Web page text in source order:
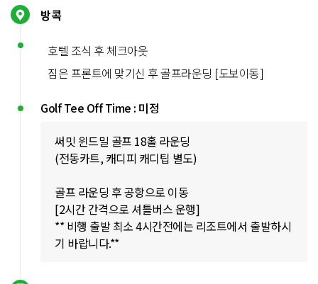
방콕
호텔 조식 후 체크아웃
짐은 프론트에 맞기신 후 골프라운딩 [도보이동]
Golf Tee Off Time : 미정
써밋 윈드밀 골프 18홀 라운딩
(전동카트, 캐디피 캐디팁 별도)
골프 라운딩 후 공항으로 이동
[2시간 간격으로 셔틀버스 운행]
** 비행 출발 최소 4시간전에는 리조트에서 출발하시
기 바랍니다.**